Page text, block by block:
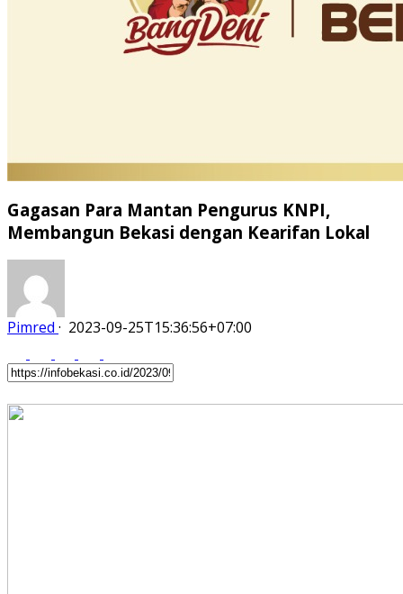
Gagasan Para Mantan Pengurus KNPI,
Membangun Bekasi dengan Kearifan Lokal
Pimred · 2023-09-25T15:36:56+07:00